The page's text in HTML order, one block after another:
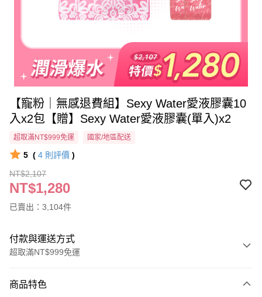
【寵粉｜無感退費組】Sexy Water愛液膠囊10
入x2包【贈】Sexy Water愛液膠囊(單入)x2
超取滿NT$999免運 國家/地區配送
5 ( 4 則評價 )
NT$2,107
NT$1,280
已賣出：3,104件
付款與運送方式
超取滿NT$999免運
信用卡一次付款
商品特色